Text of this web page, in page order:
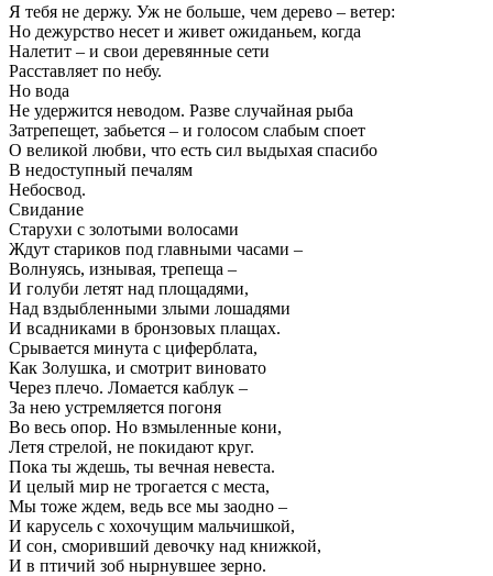
Я тебя не держу. Уж не больше, чем дерево – ветер:
Но дежурство несет и живет ожиданьем, когда
Налетит – и свои деревянные сети
Расставляет по небу.
Но вода
Не удержится неводом. Разве случайная рыба
Затрепещет, забьется – и голосом слабым споет
О великой любви, что есть сил выдыхая спасибо
В недоступный печалям
Небосвод.
Свидание
Старухи с золотыми волосами
Ждут стариков под главными часами –
Волнуясь, изнывая, трепеща –
И голуби летят над площадями,
Над вздыбленными злыми лошадями
И всадниками в бронзовых плащах.
Срывается минута с циферблата,
Как Золушка, и смотрит виновато
Через плечо. Ломается каблук –
За нею устремляется погоня
Во весь опор. Но взмыленные кони,
Летя стрелой, не покидают круг.
Пока ты ждешь, ты вечная невеста.
И целый мир не трогается с места,
Мы тоже ждем, ведь все мы заодно –
И карусель с хохочущим мальчишкой,
И сон, сморивший девочку над книжкой,
И в птичий зоб нырнувшее зерно.